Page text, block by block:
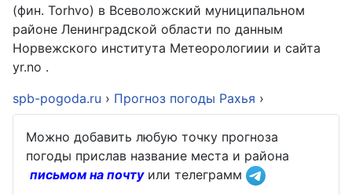
(фин. Torhvo) в Всеволожский муниципальном
районе Ленинградской области по данным
Норвежского института Метеорологиии и сайта
yr.no .
spb-pogoda.ru › Прогноз погоды Рахья ›
Можно добавить любую точку прогноза
погоды прислав название места и района
письмом на почтуили телеграмм